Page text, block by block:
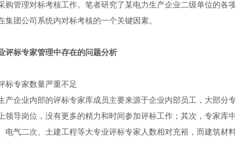
购管理对标考核工作。笔者研究了某电力生产企业二级单位的各
集团公司系统内对标考核的一个关键因素。
评标专家管理中存在的问题分析
标专家数量严重不足
产企业内部的评标专家库成员主要来源于企业内部员工，大部分
领导岗位，没有更多的精力和时间参加评标工作；其次，专家库
电气二次、土建工程等大专业评标专家人数相对充裕，而建筑材